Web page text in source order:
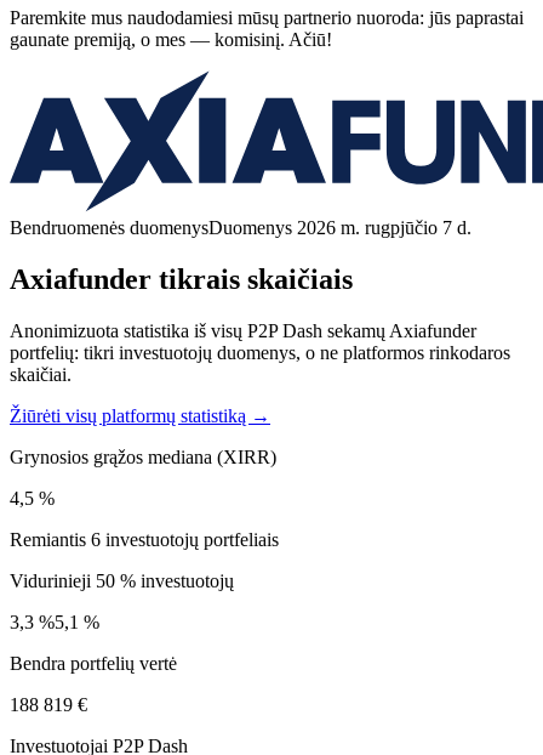
Paremkite mus naudodamiesi mūsų partnerio nuoroda: jūs paprastai
gaunate premiją, o mes — komisinį. Ačiū!
Bendruomenės duomenysDuomenys 2026 m. rugpjūčio 7 d.
Axiafunder tikrais skaičiais
Anonimizuota statistika iš visų P2P Dash sekamų Axiafunder
portfelių: tikri investuotojų duomenys, o ne platformos rinkodaros
skaičiai.
Žiūrėti visų platformų statistiką →
Grynosios grąžos mediana (XIRR)
4,5 %
Remiantis 6 investuotojų portfeliais
Vidurinieji 50 % investuotojų
3,3 %5,1 %
Bendra portfelių vertė
188 819 €
Investuotojai P2P Dash